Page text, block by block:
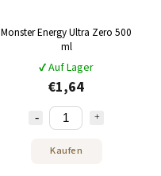
Monster Energy Ultra Zero 500
ml
✔ Auf Lager
€1,64
Kaufen